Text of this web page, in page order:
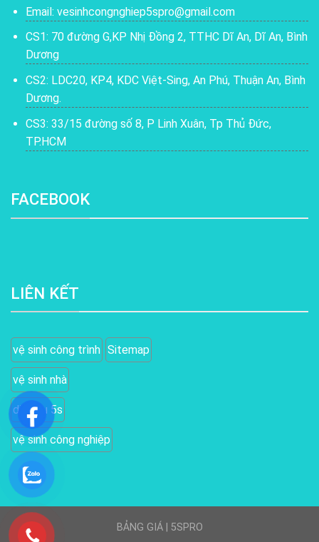
Email: vesinhcongnghiep5spro@gmail.com
CS1: 70 đường G,KP Nhị Đồng 2, TTHC Dĩ An, Dĩ An, Bình
Dương
CS2: LDC20, KP4, KDC Việt-Sing, An Phú, Thuận An, Bình
Dương.
CS3: 33/15 đường số 8, P Linh Xuân, Tp Thủ Đức,
TP.HCM
FACEBOOK
LIÊN KẾT
vệ sinh công trình Sitemap
vệ sinh nhà
dịch vụ 5s
vệ sinh công nghiệp
BẢNG GIÁ 5SPRO